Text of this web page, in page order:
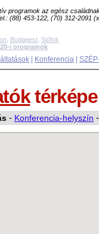
programok az egész
(88) 453-122, (70) 312-2091
Budapest Siófok
i programok
Konferencia
térképe
- Konferencia-helyszín -